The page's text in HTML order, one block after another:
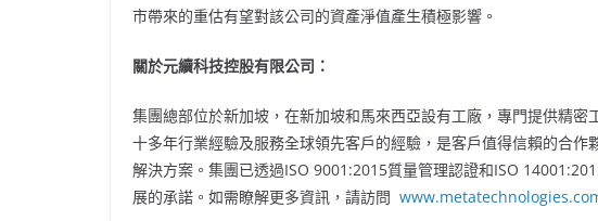
市帶來的重估有望對該公司的資產淨值產生積極影響。
關於元續科技控股有限公司：
集團總部位於新加坡，在新加坡和馬來西亞設有工廠，專門提供精
十多年行業經驗及服務全球領先客戶的經驗，是客戶值得信賴的合
解決方案。集團已透過ISO 9001:2015質量管理認證和ISO
展的承諾。如需瞭解更多資訊，請訪問